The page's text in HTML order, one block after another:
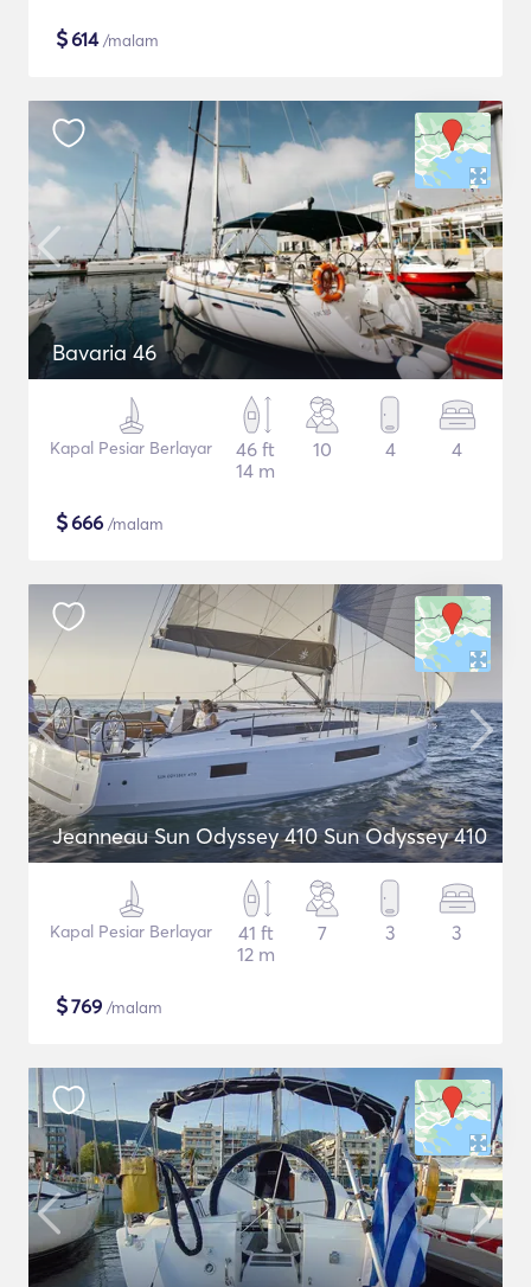
$614/malam
Bavaria 46
Kapal Pesiar Berlayar
46 ft
14 m
10 4 4
$666 /malam
Jeanneau Sun Odyssey 410 Sun Odyssey 410
Kapal Pesiar Berlayar
41 ft
12 m
7 3 3
$769 /malam